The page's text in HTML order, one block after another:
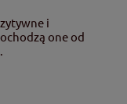
i
one od